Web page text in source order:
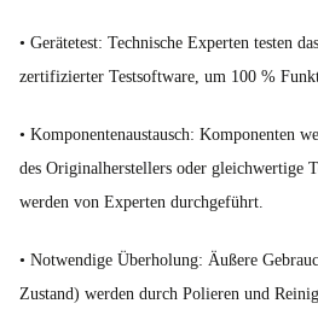
• Gerätetest: Technische Experten testen
zertifizierter Testsoftware, um 100 %
• Komponentenaustausch: Komponenten
des Originalherstellers oder gleichwertige
werden von Experten durchgeführt.
• Notwendige Überholung: Äußere
Zustand) werden durch Polieren und